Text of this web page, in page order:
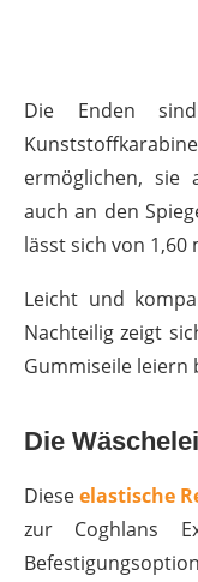
Die Enden
ermöglichen, sie
auch an den
lässt sich von 1,60
Leicht und
Nachteilig zeigt
Gummiseile leiern
Die
Dieseelastische
zur Coghlans